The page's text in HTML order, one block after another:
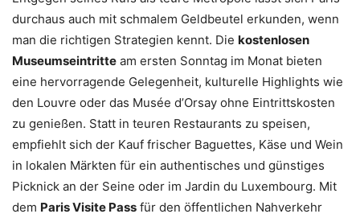
durchaus auch mit schmalem Geldbeutel erkunden, wenn
man die richtigen Strategien kennt. Die kostenlosen
Museumseintritte am ersten Sonntag im Monat bieten
eine hervorragende Gelegenheit, kulturelle Highlights wie
den Louvre oder das Musée d’Orsay ohne Eintrittskosten
zu genießen. Statt in teuren Restaurants zu speisen,
empfiehlt sich der Kauf frischer Baguettes, Käse und Wein
in lokalen Märkten für ein authentisches und günstiges
Picknick an der Seine oder im Jardin du Luxembourg. Mit
dem Paris Visite Pass für den öffentlichen Nahverkehr